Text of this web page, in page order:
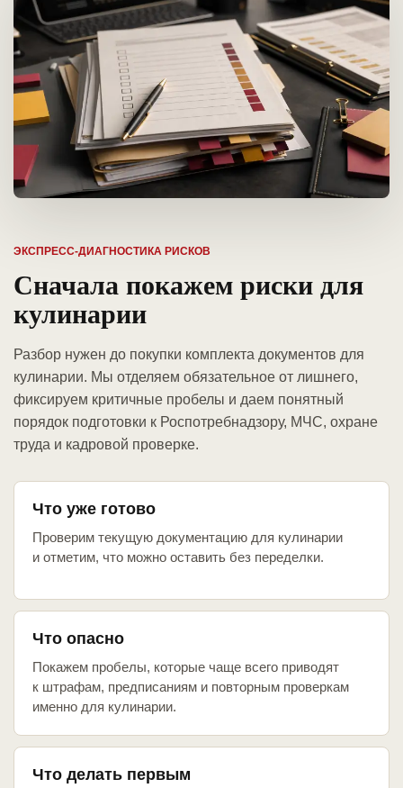
ЭКСПРЕСС-ДИАГНОСТИКА РИСКОВ
Сначала покажем риски для
кулинарии
Разбор нужен до покупки комплекта документов для
кулинарии. Мы отделяем обязательное от лишнего,
фиксируем критичные пробелы и даем понятный
порядок подготовки к Роспотребнадзору, МЧС, охране
труда и кадровой проверке.
Что уже готово
Проверим текущую документацию для кулинарии
и отметим, что можно оставить без переделки.
Что опасно
Покажем пробелы, которые чаще всего приводят
к штрафам, предписаниям и повторным проверкам
именно для кулинарии.
Что делать первым